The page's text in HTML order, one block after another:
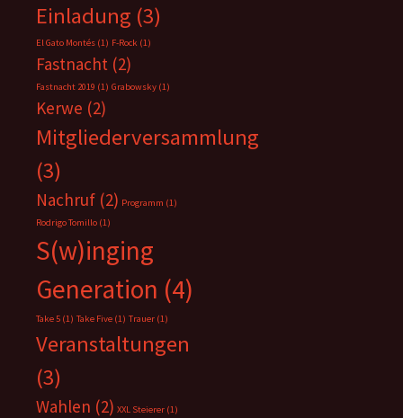
Einladung (3)
El Gato Montés (1) F-Rock (1)
Fastnacht (2)
Fastnacht 2019 (1) Grabowsky (1)
Kerwe (2)
Mitgliederversammlung
(3)
Nachruf (2) Programm (1)
Rodrigo Tomillo (1)
S(w)inging
Generation (4)
Take 5 (1) Take Five (1) Trauer (1)
Veranstaltungen
(3)
Wahlen (2) XXL Steierer (1)